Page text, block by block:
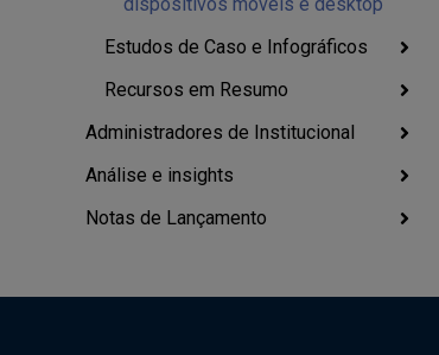
Estudos de Caso e Infográficos
Recursos em Resumo
Administradores de Institucional
Análise e insights
Notas de Lançamento